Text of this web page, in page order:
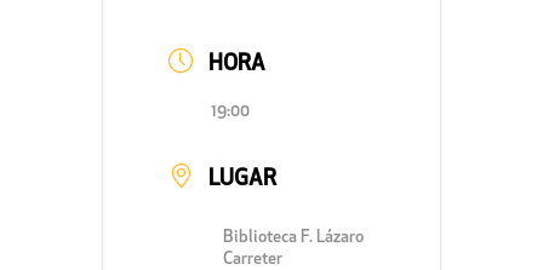
HORA
19:00
LUGAR
Biblioteca F. Lázaro
Carreter